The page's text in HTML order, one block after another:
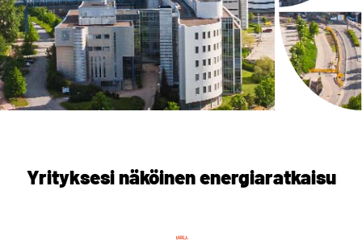
Yrityksesi näköinen energiaratkaisu